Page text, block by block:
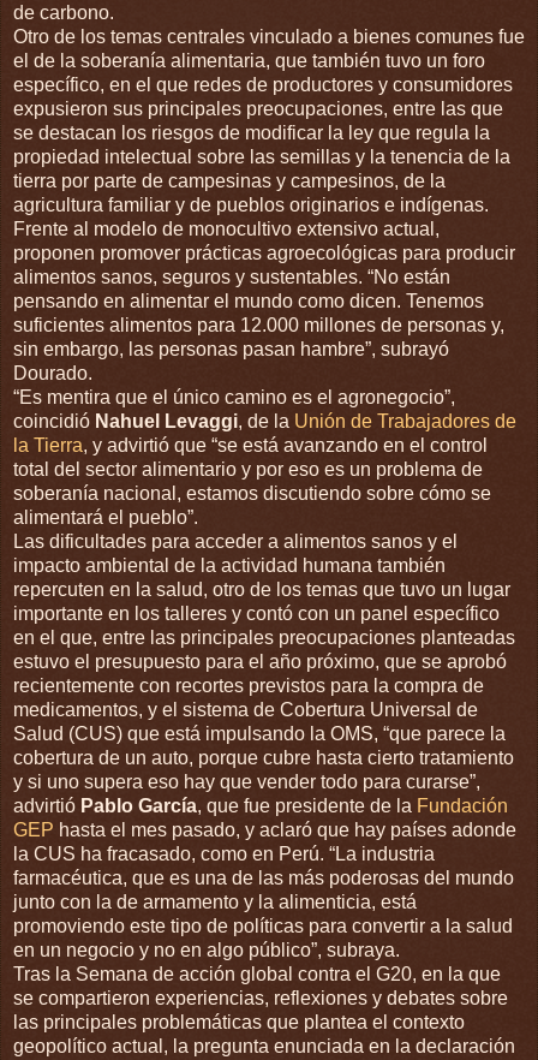
de carbono.
Otro de los temas centrales vinculado a bienes comunes fue
el de la soberanía alimentaria, que también tuvo un foro
específico, en el que redes de productores y consumidores
expusieron sus principales preocupaciones, entre las que
se destacan los riesgos de modificar la ley que regula la
propiedad intelectual sobre las semillas y la tenencia de la
tierra por parte de campesinas y campesinos, de la
agricultura familiar y de pueblos originarios e indígenas.
Frente al modelo de monocultivo extensivo actual,
proponen promover prácticas agroecológicas para producir
alimentos sanos, seguros y sustentables. “No están
pensando en alimentar el mundo como dicen. Tenemos
suficientes alimentos para 12.000 millones de personas y,
sin embargo, las personas pasan hambre”, subrayó
Dourado.
“Es mentira que el único camino es el agronegocio”,
coincidió Nahuel Levaggi, de la Unión de Trabajadores de
la Tierra, y advirtió que “se está avanzando en el control
total del sector alimentario y por eso es un problema de
soberanía nacional, estamos discutiendo sobre cómo se
alimentará el pueblo”.
Las dificultades para acceder a alimentos sanos y el
impacto ambiental de la actividad humana también
repercuten en la salud, otro de los temas que tuvo un lugar
importante en los talleres y contó con un panel específico
en el que, entre las principales preocupaciones planteadas
estuvo el presupuesto para el año próximo, que se aprobó
recientemente con recortes previstos para la compra de
medicamentos, y el sistema de Cobertura Universal de
Salud (CUS) que está impulsando la OMS, “que parece la
cobertura de un auto, porque cubre hasta cierto tratamiento
y si uno supera eso hay que vender todo para curarse”,
advirtió Pablo García, que fue presidente de la Fundación
GEP hasta el mes pasado, y aclaró que hay países adonde
la CUS ha fracasado, como en Perú. “La industria
farmacéutica, que es una de las más poderosas del mundo
junto con la de armamento y la alimenticia, está
promoviendo este tipo de políticas para convertir a la salud
en un negocio y no en algo público”, subraya.
Tras la Semana de acción global contra el G20, en la que
se compartieron experiencias, reflexiones y debates sobre
las principales problemáticas que plantea el contexto
geopolítico actual, la pregunta enunciada en la declaración